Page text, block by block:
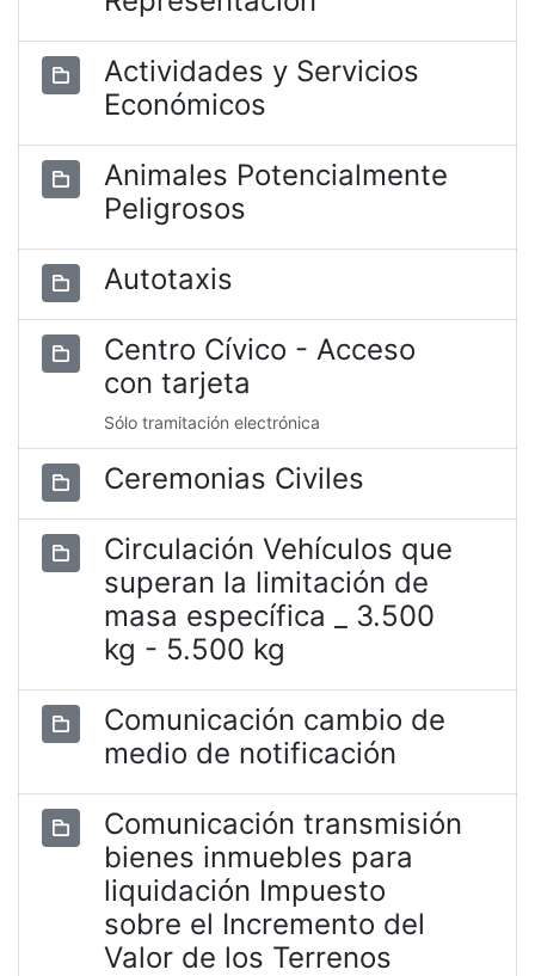
Actividades y Servicios
Económicos
Animales Potencialmente
Peligrosos
Autotaxis
Centro Cívico - Acceso
con tarjeta
Sólo tramitación electrónica
Ceremonias Civiles
Circulación Vehículos que
superan la limitación de
masa específica _ 3.500
kg - 5.500 kg
Comunicación cambio de
medio de notificación
Comunicación transmisión
bienes inmuebles para
liquidación Impuesto
sobre el Incremento del
Valor de los Terrenos